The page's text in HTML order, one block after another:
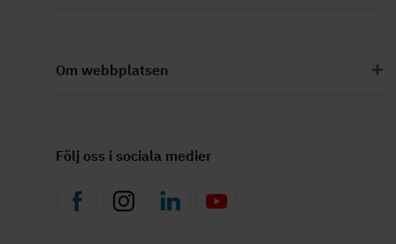
Om webbplatsen
Följ oss i sociala medier